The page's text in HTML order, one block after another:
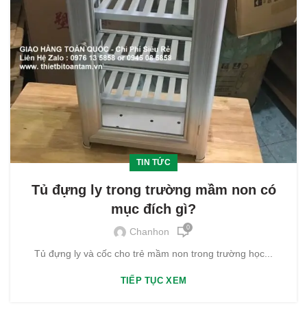
TIN TỨC
Tủ đựng ly trong trường mầm non có
mục đích gì?
Chanhon 0
Tủ đựng ly và cốc cho trẻ mầm non trong trường học...
TIẾP TỤC XEM